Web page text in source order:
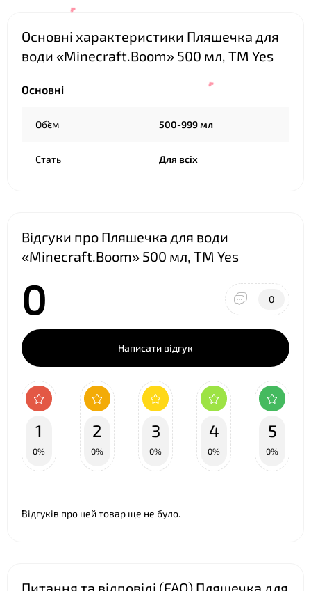
Основні характеристики Пляшечка для
води «Minecraft.Boom» 500 мл, ТМ Yes
Основні
Об`єм 500-999 мл
Стать Для всіх
Відгуки про Пляшечка для води
«Minecraft.Boom» 500 мл, ТМ Yes
0 0
Написати відгук
1
0%
2
0%
3
0%
4
0%
5
0%
Відгуків про цей товар ще не було.
Питання та відповіді (FAQ) Пляшечка для
❤
❤